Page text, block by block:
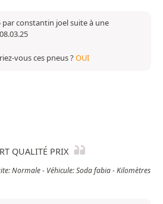
par constantin joel suite à une
vous ces pneus ?OUI
QUALITÉ PRIX
Normale - Véhicule: Soda fabia - Kilomètres